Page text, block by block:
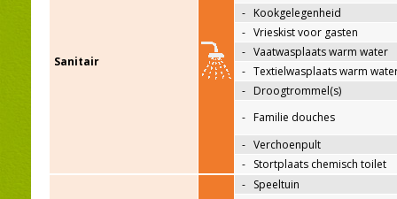
Sanitair
- Kookgelegenheid
- Vrieskist voor gasten
- Vaatwasplaats warm water
- Textielwasplaats warm
- Droogtrommel(s)
- Familie douches
- Verchoenpult
- Stortplaats chemisch toilet
- Speeltuin